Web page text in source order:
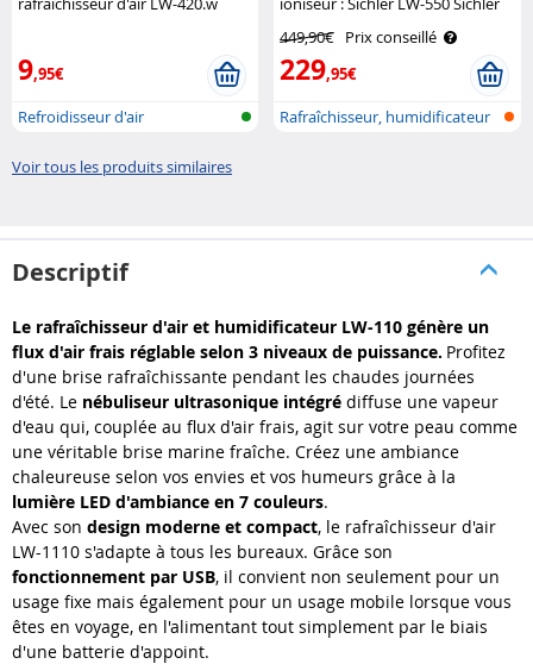
9,95€
Refroidisseur d'air
449,90€ Prix conseillé
229,95€
Rafraîchisseur, humidificateur
Voir tous les produits similaires
Descriptif
Le rafraîchisseur d'air et humidificateur LW-110 génère un
flux d'air frais réglable selon 3 niveaux de puissance. Profitez
d'une brise rafraîchissante pendant les chaudes journées
d'été. Le nébuliseur ultrasonique intégré diffuse une vapeur
d'eau qui, couplée au flux d'air frais, agit sur votre peau comme
une véritable brise marine fraîche. Créez une ambiance
chaleureuse selon vos envies et vos humeurs grâce à la
lumière LED d'ambiance en 7 couleurs.
Avec son design moderne et compact, le rafraîchisseur d'air
LW-1110 s'adapte à tous les bureaux. Grâce son
fonctionnement par USB, il convient non seulement pour un
usage fixe mais également pour un usage mobile lorsque vous
êtes en voyage, en l'alimentant tout simplement par le biais
d'une batterie d'appoint.